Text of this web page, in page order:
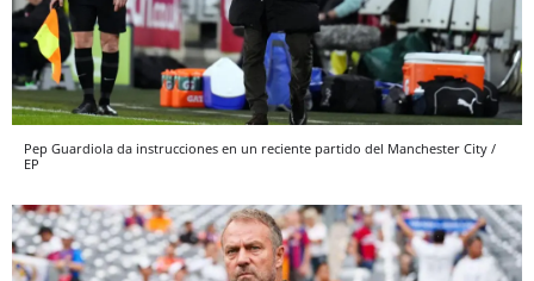
Pep Guardiola da instrucciones en un reciente partido del Manchester City /
EP